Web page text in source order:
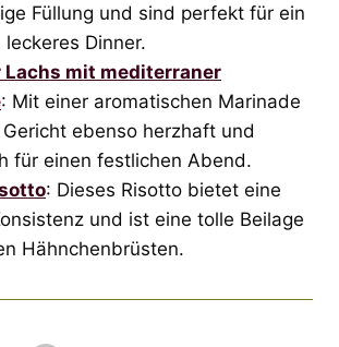
Füllung und sind perfekt für ein
leckeres Dinner.
mit mediterraner
: Mit einer aromatischen Marinade
ebenso herzhaft und
für einen festlichen Abend.
: Dieses Risotto bietet eine
und ist eine tolle Beilage
Hähnchenbrüsten.